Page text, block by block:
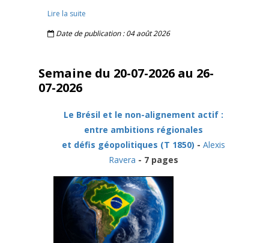
Lire la suite
Date de publication : 04 août 2026
Semaine du 20-07-2026 au 26-
07-2026
Le Brésil et le non-alignement actif :
entre ambitions régionales
et défis géopolitiques (T 1850) - Alexis
Ravera - 7 pages